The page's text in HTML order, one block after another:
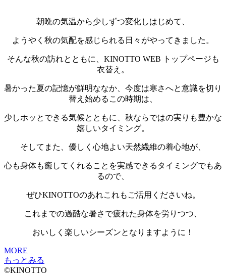
朝晩の気温から少しずつ変化しはじめて、
ようやく秋の気配を感じられる日々がやってきました。
そんな秋の訪れとともに、KINOTTO WEB トップページも
衣替え。
暑かった夏の記憶が鮮明ななか、今度は寒さへと意識を切り
替え始めるこの時期は、
少しホッとできる気候とともに、秋ならではの実りも豊かな
嬉しいタイミング。
そしてまた、優しく心地よい天然繊維の着心地が、
心も身体も癒してくれることを実感できるタイミングでもあ
るので、
ぜひKINOTTOのあれこれもご活用くださいね。
これまでの過酷な暑さで疲れた身体を労りつつ、
おいしく楽しいシーズンとなりますように！
MORE
もっとみる
©KINOTTO